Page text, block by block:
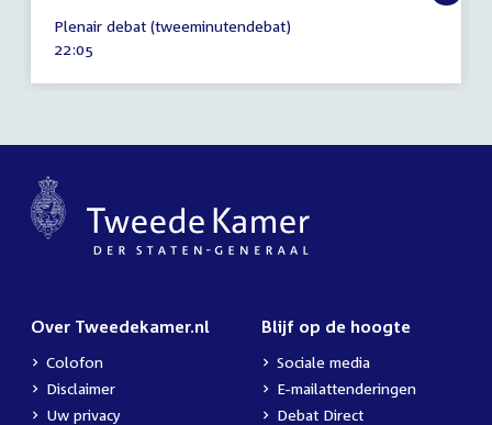
december
2022
Plenair debat (tweeminutendebat)
Tijd
22:05
Over Tweedekamer.nl
Colofon
Disclaimer
Uw privacy
Blijf op de hoogte
Sociale media
E-mailattenderingen
Debat Direct